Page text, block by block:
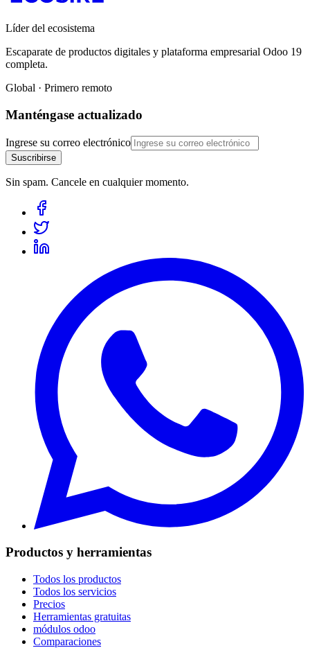
Líder del ecosistema
Escaparate de productos digitales y plataforma empresarial Odoo 19
completa.
Global · Primero remoto
Manténgase actualizado
Ingrese su correo electrónico
Suscribirse
Sin spam. Cancele en cualquier momento.
Productos y herramientas
Todos los productos
Todos los servicios
Precios
Herramientas gratuitas
módulos odoo
Comparaciones